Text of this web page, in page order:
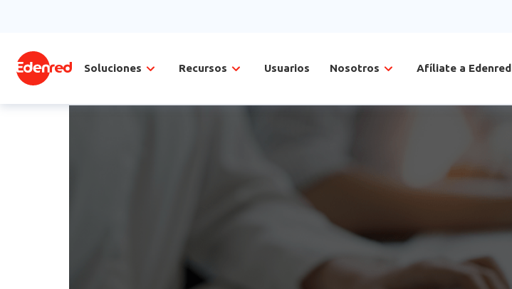
Soluciones Recursos Usuarios Nosotros Afíliate a Edenred